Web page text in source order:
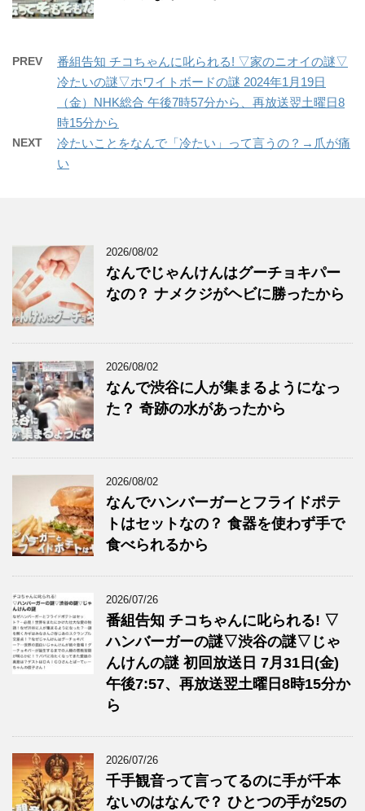
PREV
番組告知 チコちゃんに叱られる! ▽家のニオイの謎▽
冷たいの謎▽ホワイトボードの謎 2024年1月19日
（金）NHK総合 午後7時57分から、再放送翌土曜日8
時15分から
NEXT
冷たいことをなんで「冷たい」って言うの？→爪が痛
い
2026/08/02
なんでじゃんけんはグーチョキパー
なの？ ナメクジがヘビに勝ったから
2026/08/02
なんで渋谷に人が集まるようになっ
た？ 奇跡の水があったから
2026/08/02
なんでハンバーガーとフライドポテ
トはセットなの？ 食器を使わず手で
食べられるから
2026/07/26
番組告知 チコちゃんに叱られる! ▽
ハンバーガーの謎▽渋谷の謎▽じゃ
んけんの謎 初回放送日 7月31日(金)
午後7:57、再放送翌土曜日8時15分か
ら
2026/07/26
千手観音って言ってるのに手が千本
ないのはなんで？ ひとつの手が25の